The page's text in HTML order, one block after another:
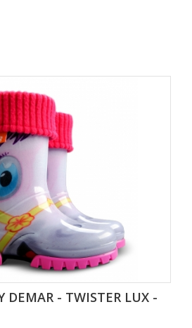
DEMAR - TWISTER LUX -